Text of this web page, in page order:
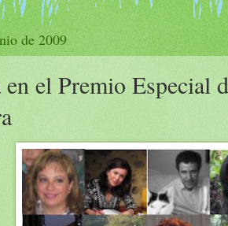
de 2009
el Premio Especial